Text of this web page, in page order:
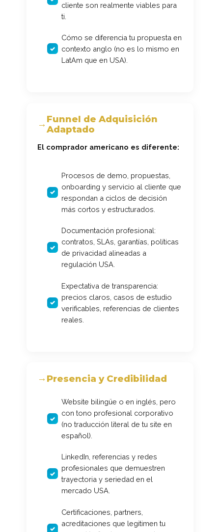
cliente son realmente viables para
ti.
Cómo se diferencia tu propuesta en
contexto anglo (no es lo mismo en
LatAm que en USA).
Funnel de Adquisición
Adaptado
El comprador americano es diferente:
Procesos de demo, propuestas,
onboarding y servicio al cliente que
respondan a ciclos de decisión
más cortos y estructurados.
Documentación profesional:
contratos, SLAs, garantías, políticas
de privacidad alineadas a
regulación USA.
Expectativa de transparencia:
precios claros, casos de estudio
verificables, referencias de clientes
reales.
Presencia y Credibilidad
Website bilingüe o en inglés, pero
con tono profesional corporativo
(no traducción literal de tu site en
español).
LinkedIn, referencias y redes
profesionales que demuestren
trayectoria y seriedad en el
mercado USA.
Certificaciones, partners,
acreditaciones que legitimen tu